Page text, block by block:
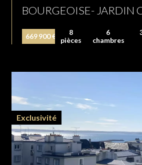
BOURGEOISE- JARDIN
669 900 €
8
pièces
6
chambres
Exclusivité